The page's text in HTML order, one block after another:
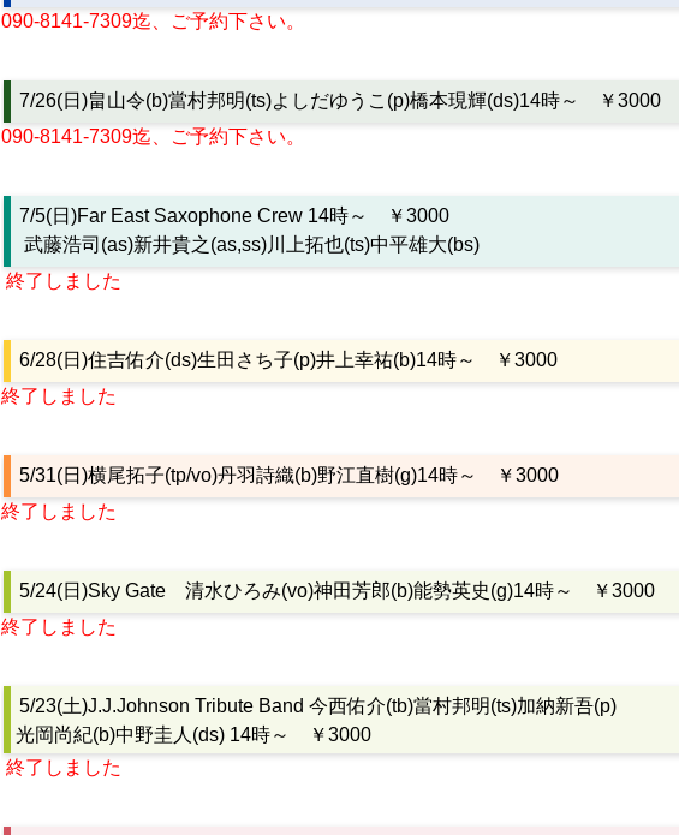
090-8141-7309迄、ご予約下さい。
7/26(日)畠山令(b)當村邦明(ts)よしだゆうこ(p)橋本現輝(ds)14時～ ￥3000
090-8141-7309迄、ご予約下さい。
7/5(日)Far East Saxophone Crew 14時～ ￥3000
武藤浩司(as)新井貴之(as,ss)川上拓也(ts)中平雄大(bs)
終了しました
6/28(日)住吉佑介(ds)生田さち子(p)井上幸祐(b)14時～ ￥3000
終了しました
5/31(日)横尾拓子(tp/vo)丹羽詩織(b)野江直樹(g)14時～ ￥3000
終了しました
5/24(日)Sky Gate 清水ひろみ(vo)神田芳郎(b)能勢英史(g)14時～ ￥3000
終了しました
5/23(土)J.J.Johnson Tribute Band 今西佑介(tb)當村邦明(ts)加納新吾(p)
光岡尚紀(b)中野圭人(ds) 14時～ ￥3000
終了しました